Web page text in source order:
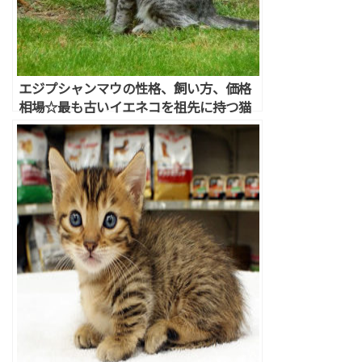
エジプシャンマウの性格、飼い方、価格
相場☆最も古いイエネコを祖先に持つ猫
種！